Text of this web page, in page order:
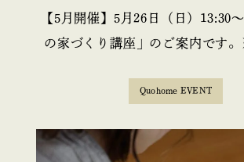
【5月開催】5月26日（日）13:30
の家づくり講座」のご案内です
Quohome EVENT